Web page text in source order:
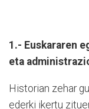
1.- Euskararen
eta
Historian zehar
ederki ikertu